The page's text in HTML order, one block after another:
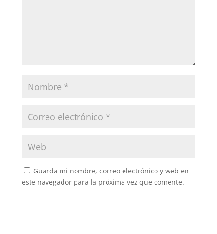
Guarda mi nombre, correo electrónico y web en
este navegador para la próxima vez que comente.